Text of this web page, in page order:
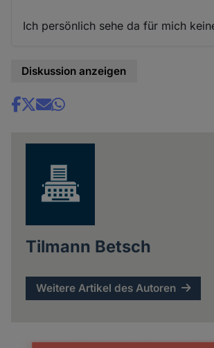
Ich persönlich sehe da für mich
Diskussion anzeigen
Share
Tilmann Betsch
Weitere Artikel des Autoren